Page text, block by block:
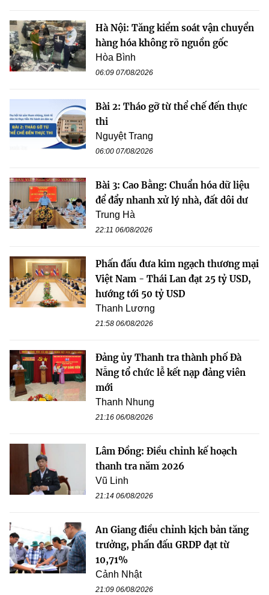
Hà Nội: Tăng kiểm soát vận chuyển
hàng hóa không rõ nguồn gốc
Hòa Bình
06:09 07/08/2026
Bài 2: Tháo gỡ từ thể chế đến thực
thi
Nguyệt Trang
06:00 07/08/2026
Bài 3: Cao Bằng: Chuẩn hóa dữ liệu
để đẩy nhanh xử lý nhà, đất dôi dư
Trung Hà
22:11 06/08/2026
Phấn đấu đưa kim ngạch thương mại
Việt Nam - Thái Lan đạt 25 tỷ USD,
hướng tới 50 tỷ USD
Thanh Lương
21:58 06/08/2026
Đảng ủy Thanh tra thành phố Đà
Nẵng tổ chức lễ kết nạp đảng viên
mới
Thanh Nhung
21:16 06/08/2026
Lâm Đồng: Điều chỉnh kế hoạch
thanh tra năm 2026
Vũ Linh
21:14 06/08/2026
An Giang điều chỉnh kịch bản tăng
trưởng, phấn đấu GRDP đạt từ
10,71%
Cảnh Nhật
21:09 06/08/2026